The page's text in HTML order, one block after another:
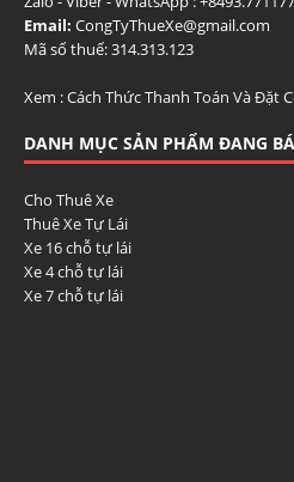
Email: CongTyThueXe@gmail.com
Mã số thuế: 314.313.123
Xem :Cách Thức Thanh Toán Và Đặt
DANH MỤC SẢN PHẨM ĐANG
Cho Thuê Xe
Thuê Xe Tự Lái
Xe 16 chỗ tự lái
Xe 4 chỗ tự lái
Xe 7 chỗ tự lái